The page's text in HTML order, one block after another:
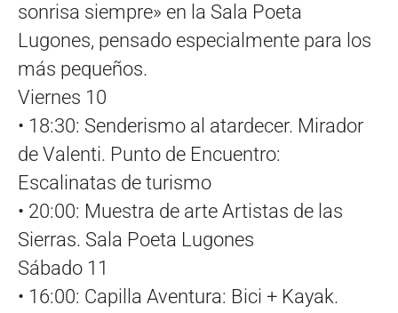
sonrisa siempre» en la Sala Poeta
Lugones, pensado especialmente para los
más pequeños.
Viernes 10
• 18:30: Senderismo al atardecer. Mirador
de Valenti. Punto de Encuentro:
Escalinatas de turismo
• 20:00: Muestra de arte Artistas de las
Sierras. Sala Poeta Lugones
Sábado 11
• 16:00: Capilla Aventura: Bici + Kayak.